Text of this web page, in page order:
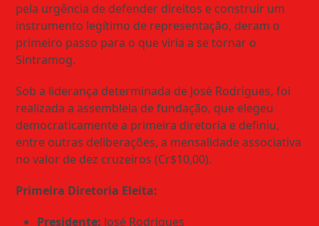
pela urgência de defender direitos e construir um
instrumento legítimo de representação, deram o
primeiro passo para o que viria a se tornar o
Sintramog.
Sob a liderança determinada de José Rodrigues, foi
realizada a assembleia de fundação, que elegeu
democraticamente a primeira diretoria e definiu,
entre outras deliberações, a mensalidade associativa
no valor de dez cruzeiros (Cr$10,00).
Primeira Diretoria Eleita:
Presidente: José Rodrigues